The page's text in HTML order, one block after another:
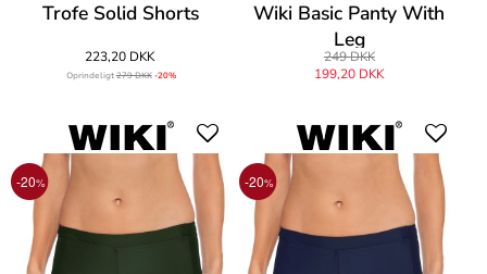
Trofe Solid Shorts
223,20 DKK
Oprindeligt279 DKK -20%
Wiki Basic Panty With
Leg
249 DKK
199,20 DKK
-20% -20%